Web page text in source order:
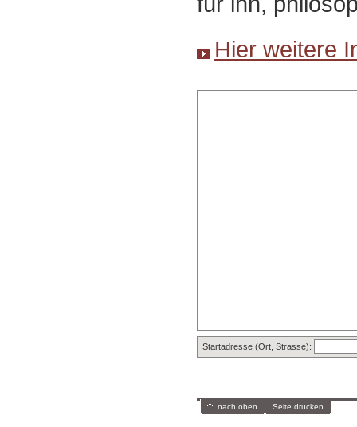
Hier weitere
Startadresse (Ort, Strasse):
nach oben Seite drucken